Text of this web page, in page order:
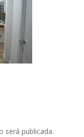
será publicada.